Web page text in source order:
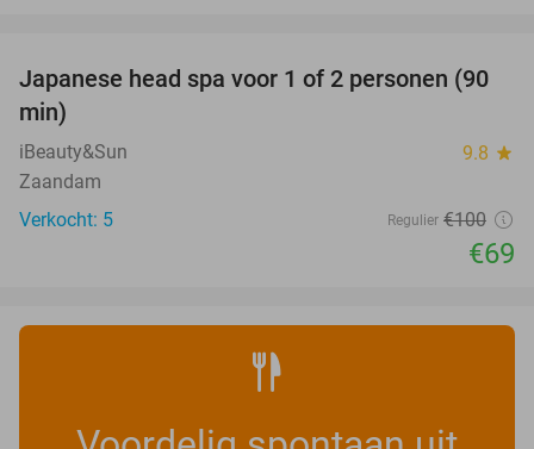
31%
Japanese head spa voor 1 of 2 personen (90
min)
iBeauty&Sun 9.8 star
Zaandam
Verkocht: 5
Regulier €100
€69